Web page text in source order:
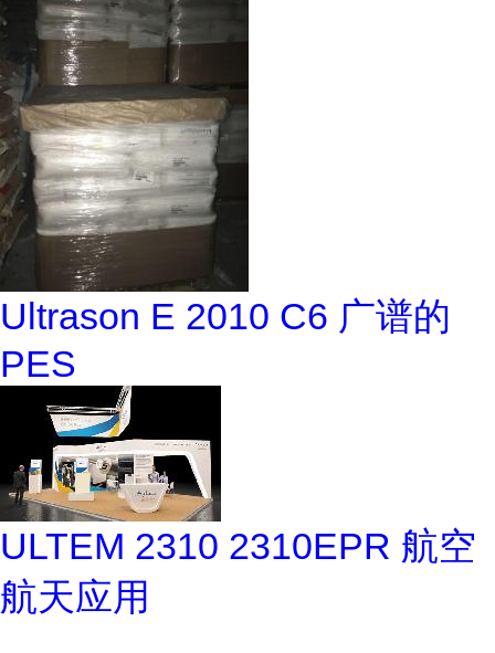
Ultrason E 2010 C6 广谱的
PES
ULTEM 2310 2310EPR 航空
航天应用